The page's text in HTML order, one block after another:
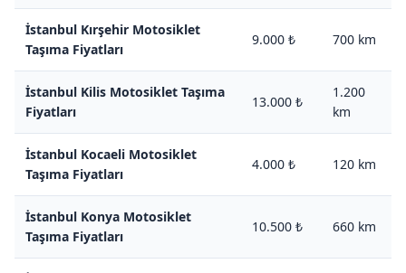
İstanbul Kırşehir Motosiklet
Taşıma Fiyatları
9.000 ₺ 700 km
İstanbul Kilis Motosiklet Taşıma
Fiyatları
13.000 ₺
1.200
km
İstanbul Kocaeli Motosiklet
Taşıma Fiyatları
4.000 ₺ 120 km
İstanbul Konya Motosiklet
Taşıma Fiyatları
10.500 ₺ 660 km